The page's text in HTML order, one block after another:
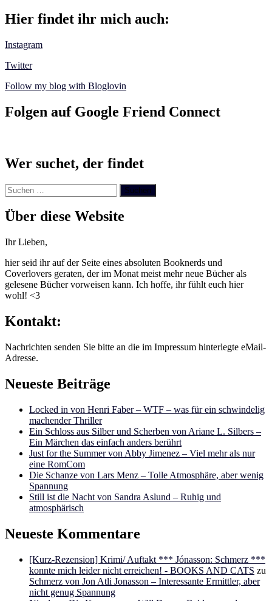
Hier findet ihr mich auch:
Instagram
Twitter
Follow my blog with Bloglovin
Folgen auf Google Friend Connect
Wer suchet, der findet
Suchen
nach:
Über diese Website
Ihr Lieben,
hier seid ihr auf der Seite eines absoluten Booknerds und
Coverlovers geraten, der im Monat meist mehr neue Bücher als
gelesene Bücher vorweisen kann. Ich hoffe, ihr fühlt euch hier
wohl! <3
Kontakt:
Nachrichten senden Sie bitte an die im Impressum hinterlegte eMail-
Adresse.
Neueste Beiträge
Locked in von Henri Faber – WTF – was für ein schwindelig
machender Thriller
Ein Schloss aus Silber und Scherben von Ariane L. Silbers –
Ein Märchen das einfach anders berührt
Just for the Summer von Abby Jimenez – Viel mehr als nur
eine RomCom
Die Schanze von Lars Menz – Tolle Atmosphäre, aber wenig
Spannung
Still ist die Nacht von Sandra Aslund – Ruhig und
atmosphärisch
Neueste Kommentare
[Kurz-Rezension] Krimi/ Auftakt *** Jónasson: Schmerz ***
konnte mich leider nicht erreichen! - BOOKS AND CATS zu
Schmerz von Jon Atli Jonasson – Interessante Ermittler, aber
nicht genug Spannung